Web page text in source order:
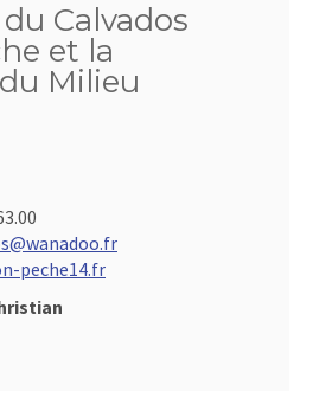
Calvados
et la
Milieu
peche14.fr